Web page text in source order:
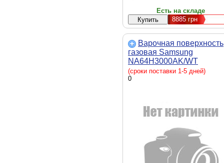
Есть на складе
8885 грн
Варочная поверхность
газовая Samsung
NA64H3000AK/WT
(сроки поставки 1-5 дней)
0